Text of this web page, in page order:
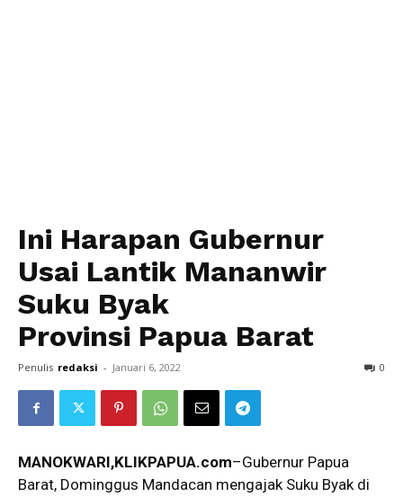
Ini Harapan Gubernur
Usai Lantik Mananwir
Suku Byak
Provinsi Papua Barat
Penulis redaksi - Januari 6, 2022 0
MANOKWARI,KLIKPAPUA.com–Gubernur Papua
Barat, Dominggus Mandacan mengajak Suku Byak di